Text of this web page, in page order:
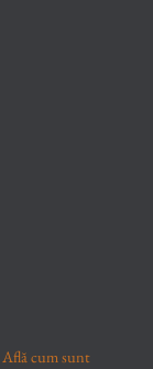
Află cum sunt